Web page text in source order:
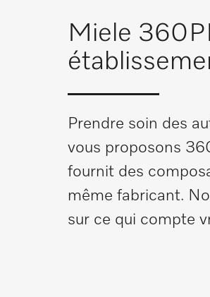
Miele
Prendre soin des
vous proposons
fournit des
même fabricant.
sur ce qui compte